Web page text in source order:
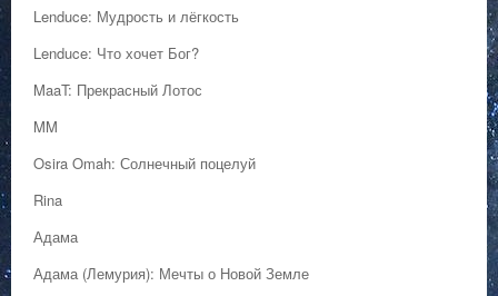
Lenduce: Мудрость и лёгкость
Lenduce: Что хочет Бог?
MaaT: Прекрасный Лотос
MM
Osira Omah: Солнечный поцелуй
Rina
Адама
Адама (Лемурия): Мечты о Новой Земле